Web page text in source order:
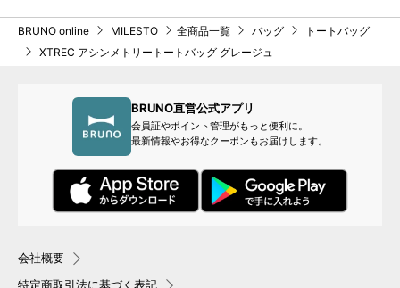
持ち手は長さ調節可能
BRUNO online MILESTO 全商品一覧 バッグ
トートバッグ
XTREC アシンメトリートートバッグ グレージュ
BRUNO直営公式アプリ
会員証やポイント管理がもっと便利に。
最新情報やお得なクーポンもお届けします。
会社概要
特定商取引法に基づく表記